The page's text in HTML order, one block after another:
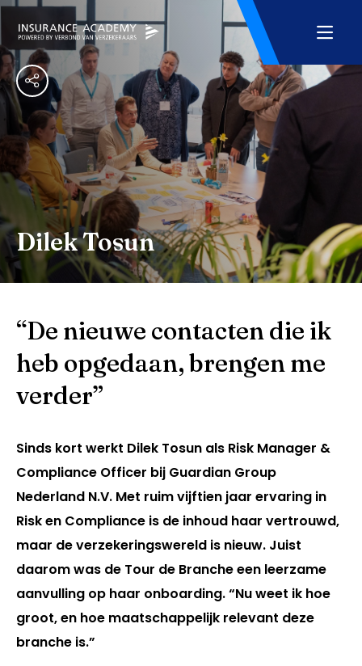
Dilek Tosun
“De nieuwe contacten die ik
heb opgedaan, brengen me
verder”
Sinds kort werkt Dilek Tosun als Risk Manager &
Compliance Officer bij Guardian Group
Nederland N.V. Met ruim vijftien jaar ervaring in
Risk en Compliance is de inhoud haar vertrouwd,
maar de verzekeringswereld is nieuw. Juist
daarom was de Tour de Branche een leerzame
aanvulling op haar onboarding. “Nu weet ik hoe
groot, en hoe maatschappelijk relevant deze
branche is.”